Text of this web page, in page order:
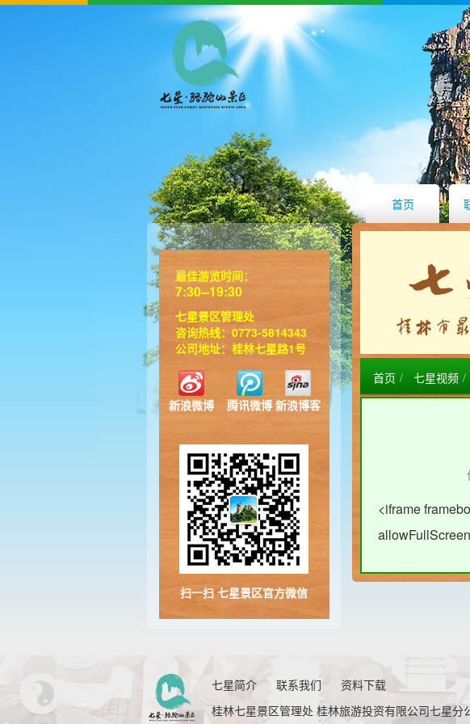
首页
最佳游览时间：
7:30--19:30
七星景区管理处
咨询热线：0773-5814343
公司地址：桂林七星路1号
新浪微博 腾讯微博 新浪博客
扫一扫 七星景区官方微信
首页 七星视频
<iframe
七星简介 联系我们
资料下载
桂林七星景区管理处 桂林旅游投资有限公司七星分